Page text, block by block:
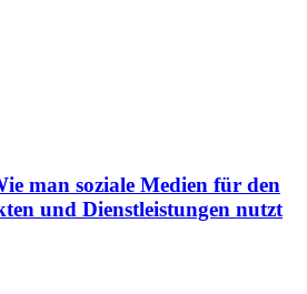
man soziale Medien für den
und Dienstleistungen nutzt